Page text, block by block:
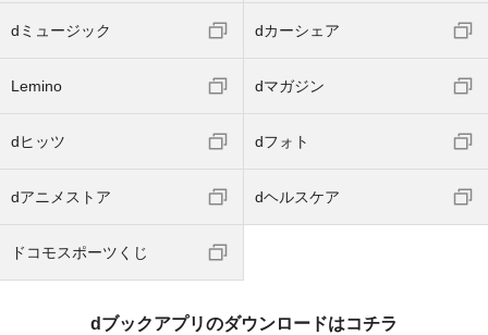
dミュージック dカーシェア
Lemino dマガジン
dヒッツ dフォト
dアニメストア dヘルスケア
ドコモスポーツくじ
dブックアプリのダウンロードはコチラ